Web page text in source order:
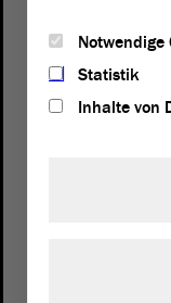
von
Notwendige
Statistik
Inhalte von